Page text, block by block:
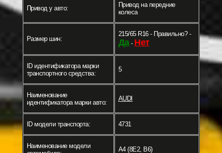
Привод у авто:
Привод на передние
колеса
Размер шин:
215/65 R16 - Правильно? -
Да- Нет
ID идентификатора марки
транспортного средства:
5
Наименование
идентификатора марки авто:
AUDI
ID модели транспорта: 4731
Наименование модели
A4 (8E2, B6)